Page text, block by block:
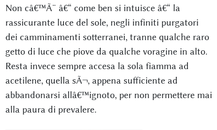
Non câ€™Ã¨ â€“ come ben si intuisce â€“ la
rassicurante luce del sole, negli infiniti purgatori
dei camminamenti sotterranei, tranne qualche raro
getto di luce che piove da qualche voragine in alto.
Resta invece sempre accesa la sola fiamma ad
acetilene, quella sÃ¬, appena sufficiente ad
abbandonarsi allâ€™ignoto, per non permettere mai
alla paura di prevalere.